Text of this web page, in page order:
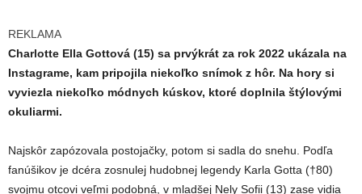
REKLAMA
Charlotte Ella Gottová (15) sa prvýkrát za rok 2022 ukázala na
Instagrame, kam pripojila niekoľko snímok z hôr. Na hory si
vyviezla niekoľko módnych kúskov, ktoré doplnila štýlovými
okuliarmi.
Najskôr zapózovala postojačky, potom si sadla do snehu. Podľa
fanúšikov je dcéra zosnulej hudobnej legendy Karla Gotta (†80)
svojmu otcovi veľmi podobná, v mladšej Nely Sofii (13) zase vidia